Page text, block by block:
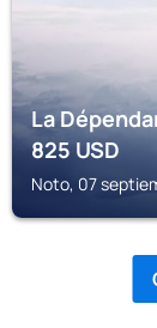
La
825USD
Noto, 07